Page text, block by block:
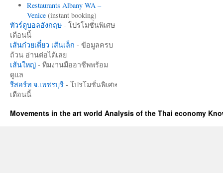
Restaurants Albany WA –
Venice(instant booking)
ทัวร์ดูบอลอังกฤษ - โปรโมชั่นพิเศษ
เดือนนี้
เส้นก๋วยเตี๋ยว เส้นเล็ก - ข้อมูลครบ
ถ้วน อ่านต่อได้เลย
เส้นใหญ่ - ทีมงานมืออาชีพพร้อม
ดูแล
รีสอร์ท จ.เพชรบุรี - โปรโมชั่นพิเศษ
เดือนนี้
Movements in the art world Analysis of the Thai economy